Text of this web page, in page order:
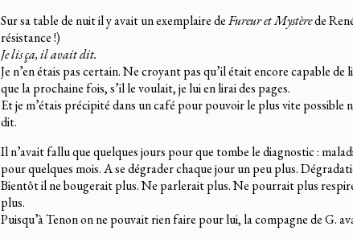
Sur sa table de nuit il y avait un exemplaire deFureur et Mystèrede
résistance !)
Je lis ça, il avait dit.
Je n’en étais pas certain. Ne croyant pas qu’il était encore capable
que la prochaine fois, s’il le voulait, je lui en lirai des pages.
Et je m’étais précipité dans un café pour pouvoir le plus vite possible
dit.
Il n’avait fallu que quelques jours pour que tombe le diagnostic :
pour quelques mois. A se dégrader chaque jour un peu plus.
Bientôt il ne bougerait plus. Ne parlerait plus. Ne pourrait plus
plus.
Puisqu’à Tenon on ne pouvait rien faire pour lui, la compagne de G.